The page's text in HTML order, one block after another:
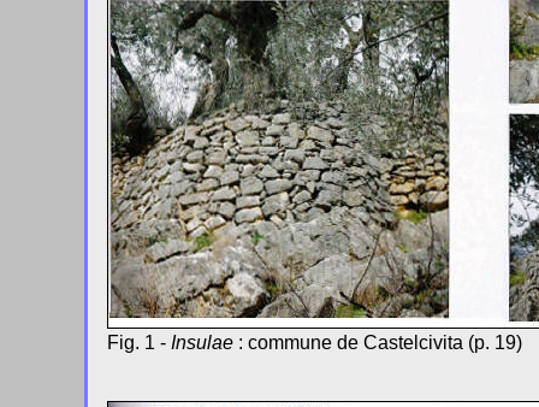
Fig. 1 - Insulae : commune de Castelcivita (p. 19)